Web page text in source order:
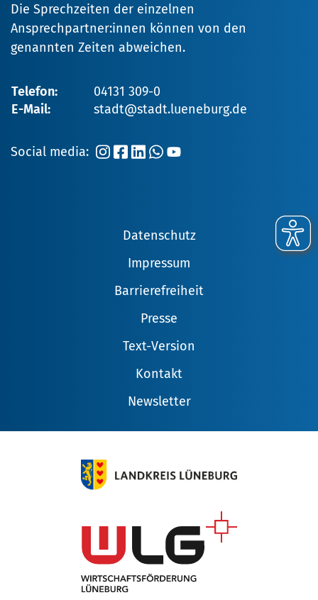
Die Sprechzeiten der einzelnen
Ansprechpartner:innen können von den
genannten Zeiten abweichen.
Telefon:
04131 309-0
E-Mail:
stadt@stadt.lueneburg.de
Social media:
Datenschutz
Impressum
Barrierefreiheit
Presse
Text-Version
Kontakt
Newsletter